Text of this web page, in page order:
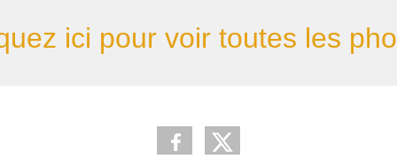
ici pour voir toutes les